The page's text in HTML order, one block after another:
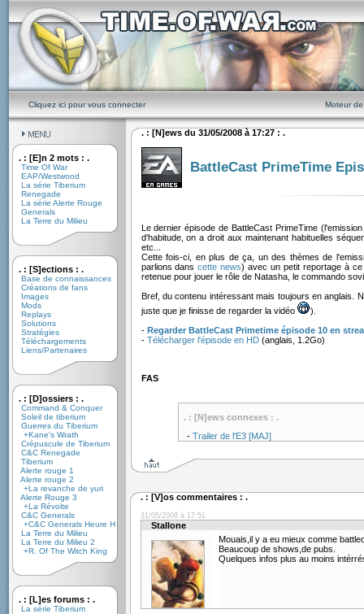
Cliquez ici pour vous connecter Moteur
. : [E]n 2 mots : .
Time Of War
EAP/Westwood
La série Tiberium
Renegade
La série Alerte Rouge
Generals
La Terre du Milieu
. : [S]ections : .
Base de connaissances
Créations de fans
Images
Mods
Replays
Solutions
Stratégies
Téléchargements
Liens/Partenaires
. : [D]ossiers : .
Command & Conquer
Soleil de tiberium
Guerres du Tiberium
+Kane's Wrath
Crépuscule de Tiberium
C&C Renegade
Tiberium
Alerte rouge 1
Alerte rouge 2
+La revanche de yuri
Alerte Rouge 3
+La Révolte
C&C Generals
+C&C Generals Heure H
La Terre du Milieu
La Terre du Milieu 2
+R. Of The Witch King
. : [L]es forums : .
La série Tiberium
. : [N]ews du 31/05/2008 à 17:27 : .
BattleCast PrimeTime
Le dernier épisode de BattleCast PrimeTime
d'habitude, on a droit aux maintenant habituelles
etc...
Cette fois-ci, en plus de ça, un des thèmes de
parlions danscette news) avec un petit reportage à
retenue pour jouer le rôle de Natasha, le commando
Bref, du contenu intéressant mais toujours en anglais.
juste que je finisse de regarder la vidéo
).
- Regarder BattleCast Primetime épisode 10 en
- Télécharger l'épisode en HD(anglais, 1.2Go)
FAS
. : [N]ews connexes : .
- Trailer de l'E3 [MAJ]
. : [V]os commentaires : .
31/05/2008 à 17:51
Stallone
Mouais,il y a eu mieux comme
Beaucoup de shows,de pubs.
Quelques infos plus au moins